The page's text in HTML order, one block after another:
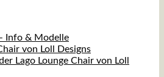
Info & Modelle
von Loll Designs
Lago Lounge Chair von Loll